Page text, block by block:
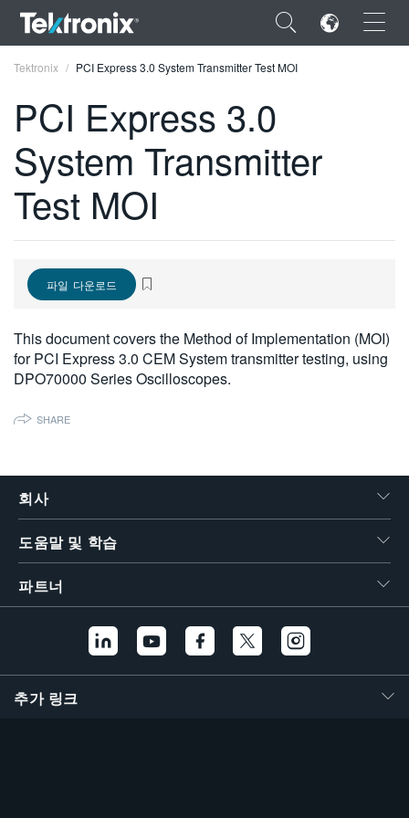
×
ENGLISH
FRANÇAIS
VIỆT NAM
日本語
繁體中文
Tektronix PCI Express 3.0 System Transmitter Test MOI
PCI Express 3.0
System Transmitter
Test MOI
파일 다운로드
This document covers the Method of Implementation (MOI)
for PCI Express 3.0 CEM System transmitter testing, using
DPO70000 Series Oscilloscopes.
SHARE
회사
도움말 및 학습
파트너
추가 링크